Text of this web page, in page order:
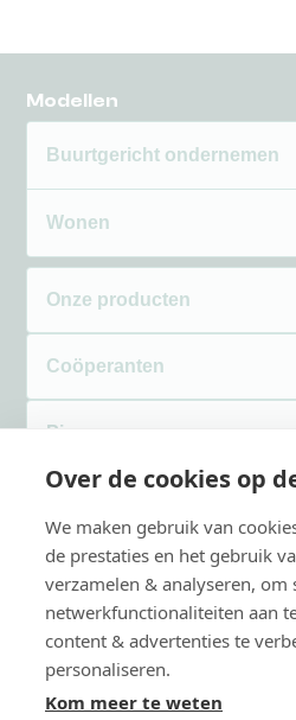
Over de cookies op
We maken gebruik van
de prestaties en het gebruik
verzamelen & analyseren, om
netwerkfunctionaliteiten aan
content & advertenties te
personaliseren.
Kom meer te weten
Modellen
Buurtgericht ondernemen
Wonen
Onze producten
Coöperanten
Pigas
Over Kwaito
Contact